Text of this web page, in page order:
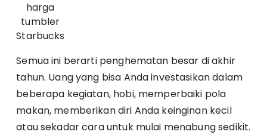
harga
tumbler
Starbucks
Semua ini berarti penghematan besar di akhir
tahun. Uang yang bisa Anda investasikan dalam
beberapa kegiatan, hobi, memperbaiki pola
makan, memberikan diri Anda keinginan kecil
atau sekadar cara untuk mulai menabung sedikit.